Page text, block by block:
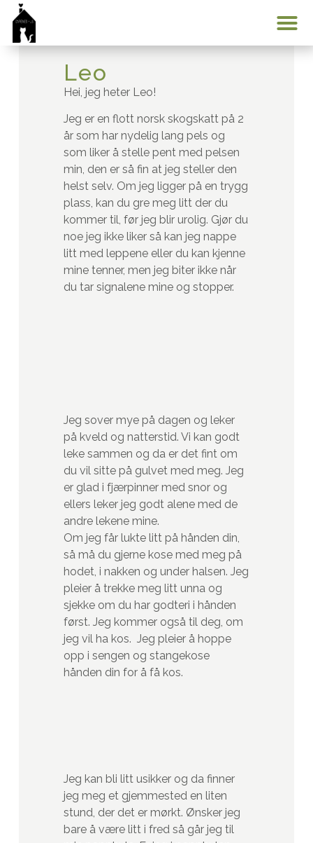
Leo
Hei, jeg heter Leo!
Jeg er en flott norsk skogskatt på 2
år som har nydelig lang pels og
som liker å stelle pent med pelsen
min, den er så fin at jeg steller den
helst selv. Om jeg ligger på en trygg
plass, kan du gre meg litt der du
kommer til, før jeg blir urolig. Gjør du
noe jeg ikke liker så kan jeg nappe
litt med leppene eller du kan kjenne
mine tenner, men jeg biter ikke når
du tar signalene mine og stopper.
Jeg sover mye på dagen og leker
på kveld og natterstid. Vi kan godt
leke sammen og da er det fint om
du vil sitte på gulvet med meg. Jeg
er glad i fjærpinner med snor og
ellers leker jeg godt alene med de
andre lekene mine.
Om jeg får lukte litt på hånden din,
så må du gjerne kose med meg på
hodet, i nakken og under halsen. Jeg
pleier å trekke meg litt unna og
sjekke om du har godteri i hånden
først. Jeg kommer også til deg, om
jeg vil ha kos. Jeg pleier å hoppe
opp i sengen og stangekose
hånden din for å få kos.
Jeg kan bli litt usikker og da finner
jeg meg et gjemmested en liten
stund, der det er mørkt. Ønsker jeg
bare å være litt i fred så går jeg til